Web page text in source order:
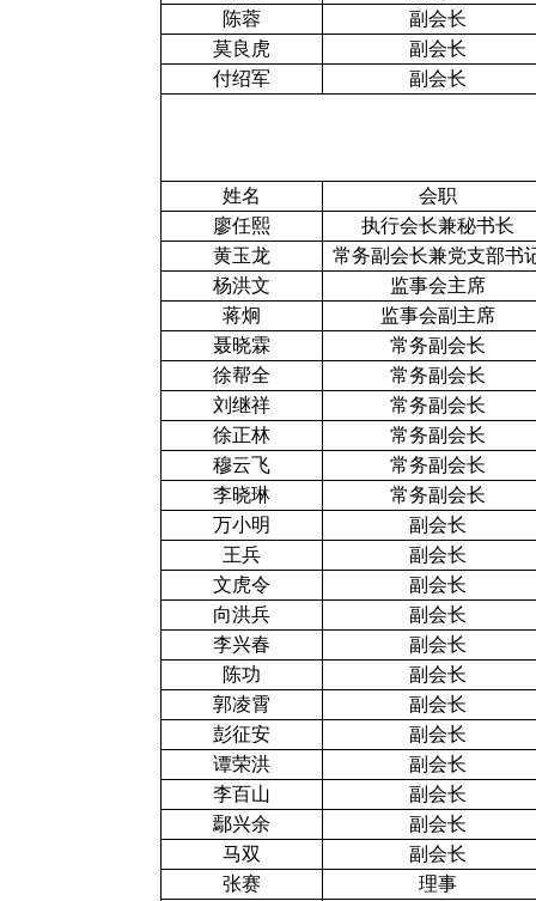
陈蓉
副会长
莫良虎
副会长
付绍军
副会长
姓名
会职
廖任熙
执行会长兼秘书长
黄玉龙
常务副会长兼党支部书
杨洪文
监事会主席
蒋炯
监事会副主席
聂晓霖
常务副会长
徐帮全
常务副会长
刘继祥
常务副会长
徐正林
常务副会长
穆云飞
常务副会长
李晓琳
常务副会长
万小明
副会长
王兵
副会长
文虎令
副会长
向洪兵
副会长
李兴春
副会长
陈功
副会长
郭凌霄
副会长
彭征安
副会长
谭荣洪
副会长
李百山
副会长
鄢兴余
副会长
马双
副会长
张赛
理事